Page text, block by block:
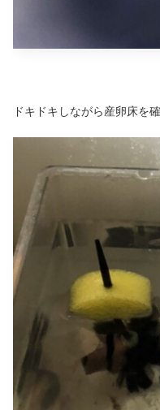
ドキドキしながら産卵床を